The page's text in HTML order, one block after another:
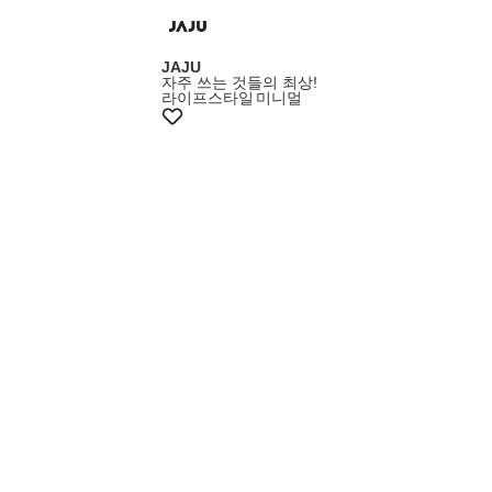
+5% 쿠폰
JAJU
자주 쓰는 것들의 최상!
라이프스타일 미니멀